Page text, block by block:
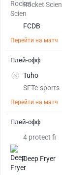
Rocket Scien
FCDB
Перейти на матч
Tuho
SFTe-sports
Перейти на матч
Плей-офф
4 protect fi
Deep Fryer
Плей-офф